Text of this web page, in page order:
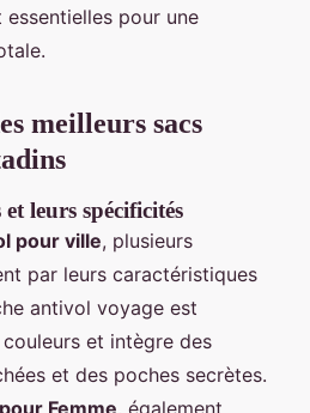
pour une
meilleurs sacs
leurs spécificités
pour ville, plusieurs
par leurs caractéristiques
antivol voyage est
et intègre des
et des poches secrètes.
Femme, également